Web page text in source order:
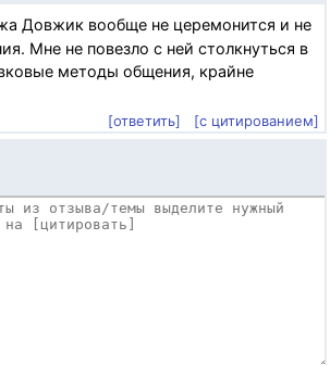
Довжик вообще не церемонится и не
Мне не повезло с ней столкнуться в
методы общения, крайне
[ответить]
[с цитированием]